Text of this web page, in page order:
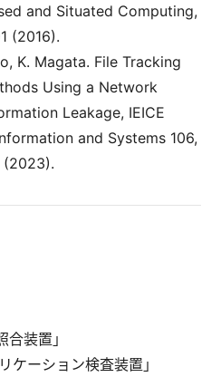
and Situated Computing,
(2016).
K. Magata. File Tracking
Using a Network
Leakage, IEICE
and Systems 106,
(2023).
装置」
ーション検査装置」